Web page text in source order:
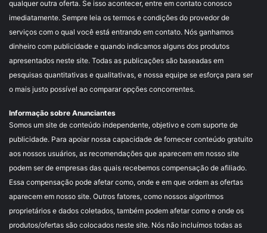
qualquer outra oferta. Se isso acontecer, entre em contato conosco
imediatamente. Sempre leia os termos e condições do provedor de
serviços com o qual você está entrando em contato. Nós ganhamos
dinheiro com publicidade e quando indicamos alguns dos produtos
apresentados neste site. Todas as publicações são baseadas em
pesquisas quantitativas e qualitativas, e nossa equipe se esforça para ser
o mais justo possível ao comparar opções concorrentes.
Informação sobre Anunciantes
Somos um site de conteúdo independente, objetivo e com suporte de
publicidade. Para apoiar nossa capacidade de fornecer conteúdo gratuito
aos nossos usuários, as recomendações que aparecem em nosso site
podem ser de empresas das quais recebemos compensação de afiliado.
Essa compensação pode afetar como, onde e em que ordem as ofertas
aparecem em nosso site. Outros fatores, como nossos algoritmos
proprietários e dados coletados, também podem afetar como e onde os
produtos/ofertas são colocados neste site. Nós não incluímos todas as